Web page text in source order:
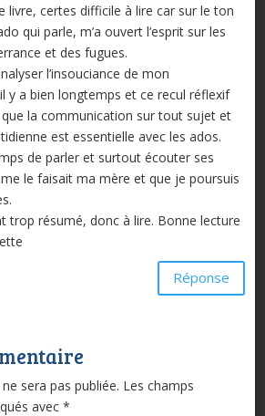
livre, certes difficile à lire car sur le ton
qui parle, m’a ouvert l’esprit sur les
et des fugues.
l’insouciance de mon
y a bien longtemps et ce recul réflexif
la communication sur tout sujet et
est essentielle avec les ados.
de parler et surtout écouter ses
le faisait ma mère et que je poursuis
trop résumé, donc à lire. Bonne lecture
Réponse
sera pas publiée. Les champs
avec *